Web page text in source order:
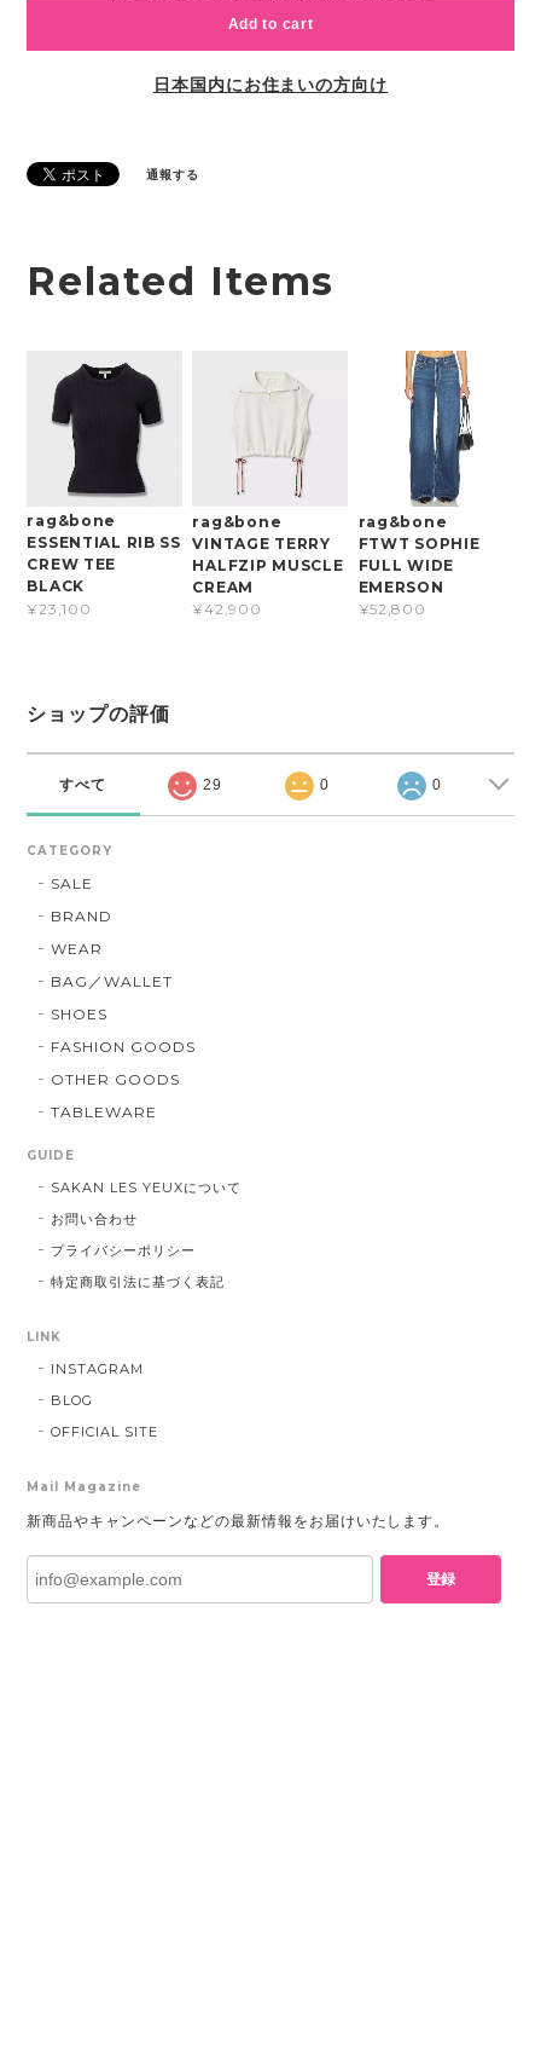
Add to cart
日本国内にお住まいの方向け
通報する
Related Items
rag&bone
ESSENTIAL RIB SS
CREW TEE
BLACK
¥23,100
rag&bone
VINTAGE TERRY
HALFZIP MUSCLE
CREAM
¥42,900
rag&bone
FTWT SOPHIE
FULL WIDE
EMERSON
¥52,800
ショップの評価
すべて 29 0 0
CATEGORY
SALE
BRAND
WEAR
BAG／WALLET
SHOES
FASHION GOODS
OTHER GOODS
TABLEWARE
GUIDE
SAKAN LES YEUXについて
お問い合わせ
プライバシーポリシー
特定商取引法に基づく表記
LINK
INSTAGRAM
BLOG
OFFICIAL SITE
Mail Magazine
新商品やキャンペーンなどの最新情報をお届けいたします。
登録